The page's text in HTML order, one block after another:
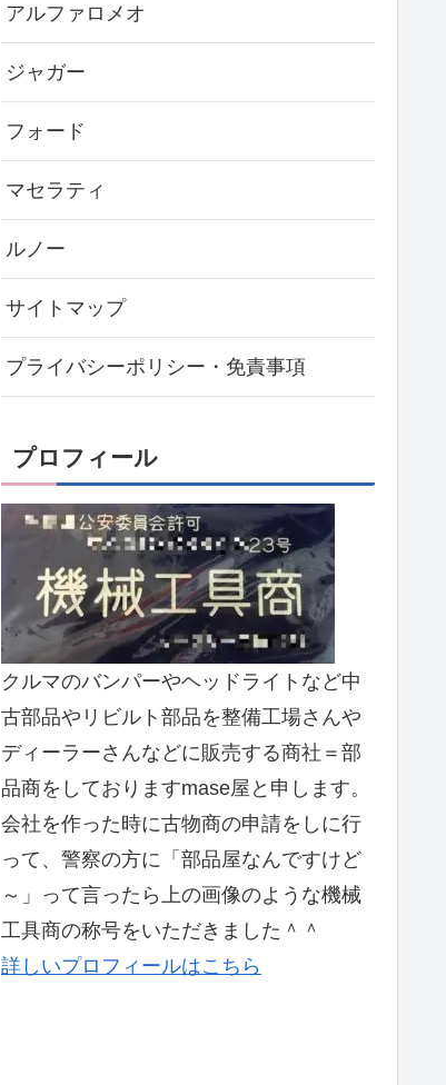
アルファロメオ
ジャガー
フォード
マセラティ
ルノー
サイトマップ
プライバシーポリシー・免責事項
プロフィール
クルマのバンパーやヘッドライトなど中
古部品やリビルト部品を整備工場さんや
ディーラーさんなどに販売する商社＝部
品商をしておりますmase屋と申します。
会社を作った時に古物商の申請をしに行
って、警察の方に「部品屋なんですけど
～」って言ったら上の画像のような機械
工具商の称号をいただきました＾＾
詳しいプロフィールはこちら